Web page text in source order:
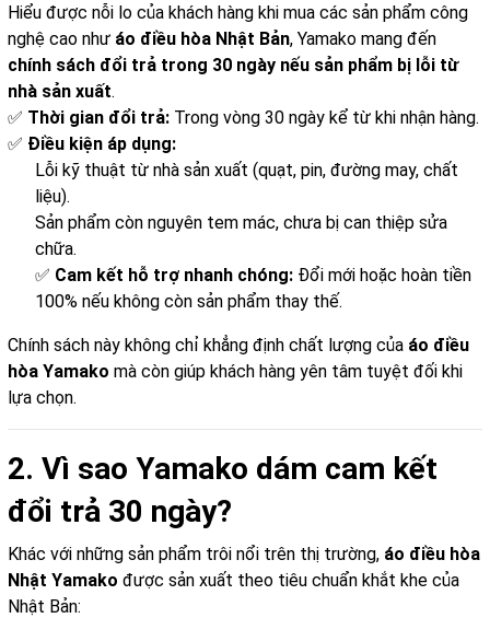
Hiểu được nỗi lo của khách hàng khi mua các sản phẩm công
nghệ cao như áo điều hòa Nhật Bản, Yamako mang đến
chính sách đổi trả trong 30 ngày nếu sản phẩm bị lỗi từ
nhà sản xuất.
✅ Thời gian đổi trả: Trong vòng 30 ngày kể từ khi nhận hàng.
✅ Điều kiện áp dụng:
Lỗi kỹ thuật từ nhà sản xuất (quạt, pin, đường may, chất
liệu).
Sản phẩm còn nguyên tem mác, chưa bị can thiệp sửa
chữa.
✅ Cam kết hỗ trợ nhanh chóng: Đổi mới hoặc hoàn tiền
100% nếu không còn sản phẩm thay thế.
Chính sách này không chỉ khẳng định chất lượng của áo điều
hòa Yamako mà còn giúp khách hàng yên tâm tuyệt đối khi
lựa chọn.
2. Vì sao Yamako dám cam kết
đổi trả 30 ngày?
Khác với những sản phẩm trôi nổi trên thị trường, áo điều hòa
Nhật Yamako được sản xuất theo tiêu chuẩn khắt khe của
Nhật Bản: